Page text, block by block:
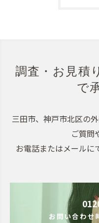
調査・お見積
で
三田市、神戸市北区の
ご質問
お電話またはメールに
お問い合わ